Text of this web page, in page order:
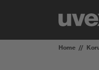
Home